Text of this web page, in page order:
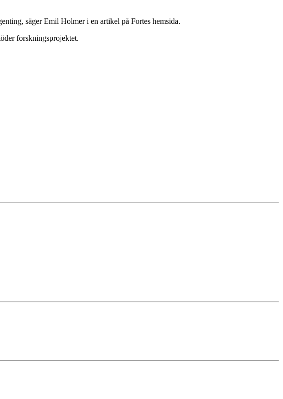
säger Emil Holmer i en artikel på Fortes hemsida.
forskningsprojektet.